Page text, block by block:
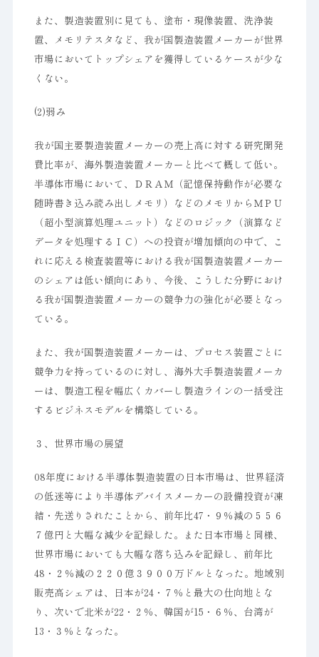
また、製造装置別に見ても、塗布・現像装置、洗浄装
置、メモリテスタなど、我が国製造装置メーカーが世界
市場においてトップシェアを獲得しているケースが少な
くない。
(2)弱み
我が国主要製造装置メーカーの売上高に対する研究開発
費比率が、海外製造装置メーカーと比べて概して低い。
半導体市場において、ＤＲＡＭ（記憶保持動作が必要な
随時書き込み読み出しメモリ）などのメモリからＭＰＵ
（超小型演算処理ユニット）などのロジック（演算など
データを処理するＩＣ）への投資が増加傾向の中で、こ
れに応える検査装置等における我が国製造装置メーカー
のシェアは低い傾向にあり、今後、こうした分野におけ
る我が国製造装置メーカーの競争力の強化が必要となっ
ている。
また、我が国製造装置メーカーは、プロセス装置ごとに
競争力を持っているのに対し、海外大手製造装置メーカ
ーは、製造工程を幅広くカバーし製造ラインの一括受注
するビジネスモデルを構築している。
３、世界市場の展望
08年度における半導体製造装置の日本市場は、世界経済
の低迷等により半導体デバイスメーカーの設備投資が凍
結・先送りされたことから、前年比47・９％減の５５６
７億円と大幅な減少を記録した。また日本市場と同様、
世界市場においても大幅な落ち込みを記録し、前年比
48・２％減の２２０億３９００万ドルとなった。地域別
販売高シェアは、日本が24・７％と最大の仕向地とな
り、次いで北米が22・２％、韓国が15・６％、台湾が
13・３％となった。